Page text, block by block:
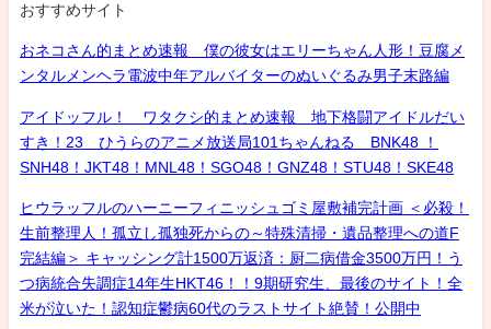
おすすめサイト
おネコさん的まとめ速報 僕の彼女はエリーちゃん人形！豆腐メ
ンタルメンヘラ電波中年アルバイターのぬいぐるみ男子末路編
アイドッフル！ ワタクシ的まとめ速報 地下格闘アイドルだい
すき！23 ひうらのアニメ放送局101ちゃんねる BNK48 ！
SNH48！JKT48！MNL48！SGO48！GNZ48！STU48！SKE48
ヒウラッフルのハーニーフィニッシュゴミ屋敷補完計画 ＜必殺！
生前整理人！孤立し孤独死からの～特殊清掃・遺品整理への道F
完結編＞ キャッシング計1500万返済：厨二病借金3500万円！う
つ病統合失調症14年生HKT46！！9期研究生、最後のサイト！全
米が泣いた！認知症鬱病60代のラストサイト絶賛！公開中